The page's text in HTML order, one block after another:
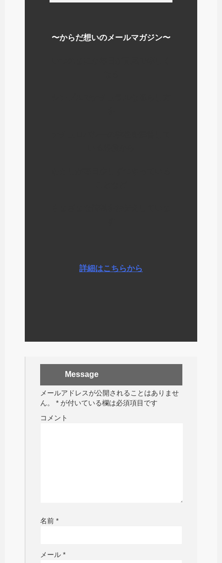
〜からだ想いのメールマガジン〜
詳細はこちらから
Message
メールアドレスが公開されることはありませ
ん。
* が付いている欄は必須項目です
コメント
名前 *
メール *